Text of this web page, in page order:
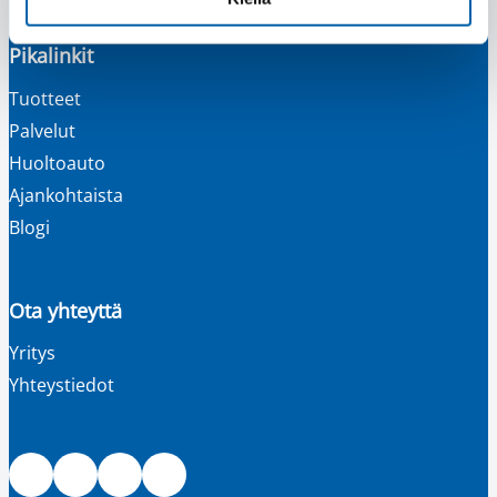
Pikalinkit
Tuotteet
Palvelut
Huoltoauto
Ajankohtaista
Blogi
Ota yhteyttä
Yritys
Yhteystiedot
FacebookInstagramLinkedInYoutube